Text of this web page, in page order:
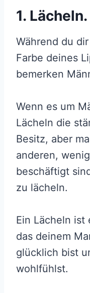
1. Lächeln.
Während du
Farbe deines
bemerken
Wenn es um
Lächeln die
Besitz, aber
anderen,
beschäftigt
zu lächeln.
Ein Lächeln ist
das deinem
glücklich bist
wohlfühlst.